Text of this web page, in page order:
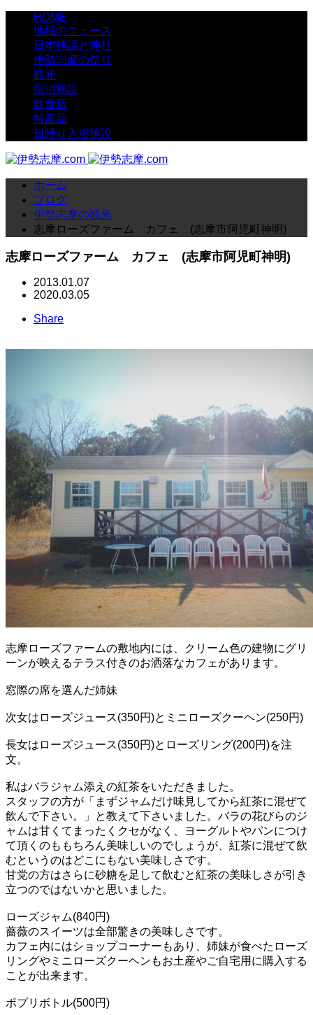
HOME
地域のニュース
日本神話と神社
伊勢志摩の祭り
観光
宿泊施設
飲食店
特産品
日帰り入浴施設
ホーム
ブログ
伊勢志摩の観光
志摩ローズファーム カフェ (志摩市阿児町神明)
志摩ローズファーム カフェ (志摩市阿児町神明)
2013.01.07
2020.03.05
Share
志摩ローズファームの敷地内には、クリーム色の建物にグリ
ーンが映えるテラス付きのお洒落なカフェがあります。
窓際の席を選んだ姉妹
次女はローズジュース(350円)とミニローズクーヘン(250円)
長女はローズジュース(350円)とローズリング(200円)を注
文。
私はバラジャム添えの紅茶をいただきました。
スタッフの方が「まずジャムだけ味見してから紅茶に混ぜて
飲んで下さい。」と教えて下さいました。バラの花びらのジ
ャムは甘くてまったくクセがなく、ヨーグルトやパンにつけ
て頂くのももちろん美味しいのでしょうが、紅茶に混ぜて飲
むというのはどこにもない美味しさです。
甘党の方はさらに砂糖を足して飲むと紅茶の美味しさが引き
立つのではないかと思いました。
ローズジャム(840円)
薔薇のスイーツは全部驚きの美味しさです。
カフェ内にはショップコーナーもあり、姉妹が食べたローズ
リングやミニローズクーヘンもお土産やご自宅用に購入する
ことが出来ます。
ポプリボトル(500円)